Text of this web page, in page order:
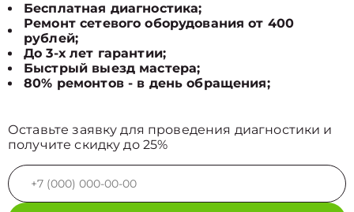
Бесплатная диагностика;
Ремонт сетевого оборудования от 400
рублей;
До 3-х лет гарантии;
Быстрый выезд мастера;
80% ремонтов - в день обращения;
Оставьте заявку для проведения диагностики и
получите скидку до 25%